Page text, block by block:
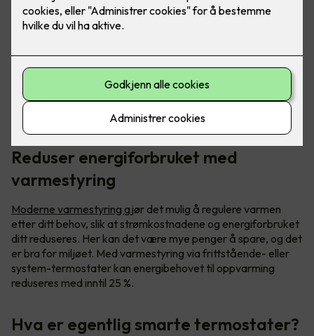
Smart varmestyring gir deg full kontroll på
energiforbruket ditt i hele boligen. Dette kan du enkelt
styre fra et veggpanel.
Reduser energiforbruket med
varmestyring
Moderne varmestyring gjør det mulig å regulere varmen
etter ditt behov, slik at strømkostnadene og energiforbruket
ditt reduseres. Her kan det være mye penger å spare, og det
er bra for miljøet. Med varmestyring via frittstående- eller
system-termostater kan energibehovet til oppvarming
reduseres med inntil 25 %.
Hva er egentlig smarte termostater?